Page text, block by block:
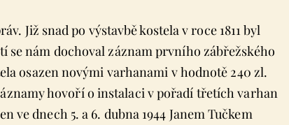
Již snad po výstavbě kostela v roce 1811 byl
se nám dochoval záznam prvního zábřežského
osazen novými varhanami v hodnotě 240 zl.
hovoří o instalaci v pořadí třetích varhan
ve dnech 5. a 6. dubna 1944 Janem Tučkem